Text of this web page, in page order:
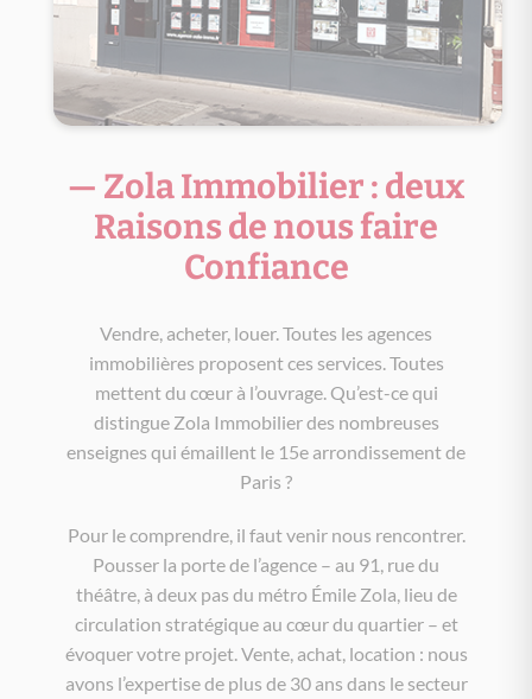
— Zola Immobilier : deux
Raisons de nous faire
Confiance
Vendre, acheter, louer. Toutes les agences
immobilières proposent ces services. Toutes
mettent du cœur à l’ouvrage. Qu’est-ce qui
distingue Zola Immobilier des nombreuses
enseignes qui émaillent le 15e arrondissement de
Paris ?
Pour le comprendre, il faut venir nous rencontrer.
Pousser la porte de l’agence – au 91, rue du
théâtre, à deux pas du métro Émile Zola, lieu de
circulation stratégique au cœur du quartier – et
évoquer votre projet. Vente, achat, location : nous
avons l’expertise de plus de 30 ans dans le secteur